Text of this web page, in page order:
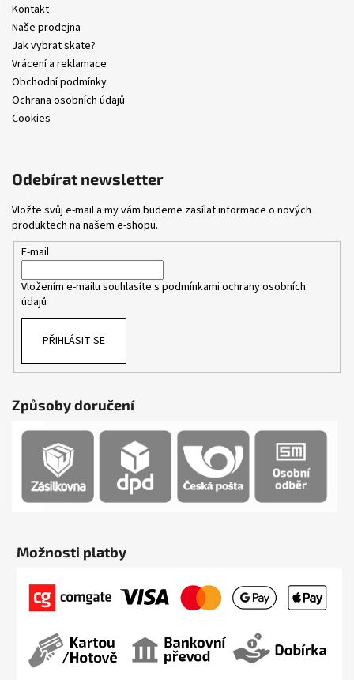
Kontakt
Naše prodejna
Jak vybrat skate?
Vrácení a reklamace
Obchodní podmínky
Ochrana osobních údajů
Cookies
Odebírat newsletter
Vložte svůj e-mail a my vám budeme zasílat informace o nových
produktech na našem e-shopu.
E-mail
Vložením e-mailu souhlasíte s podmínkami ochrany osobních
údajů
PŘIHLÁSIT SE
Způsoby doručení
Možnosti platby